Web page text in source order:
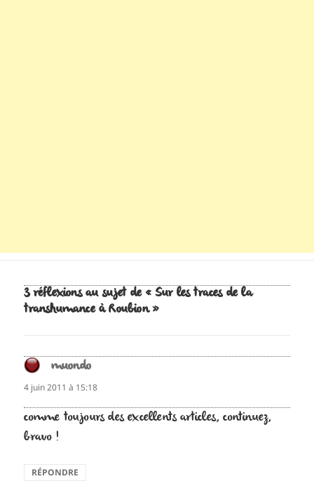
3 réflexions au sujet de « Sur les traces de la
transhumance à Roubion »
muondodit :
4 juin 2011 à 15:18
comme toujours des excellents articles, continuez,
bravo !
RÉPONDRE